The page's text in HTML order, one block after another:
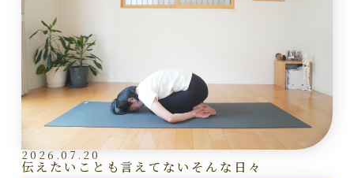
2026.07.20
伝えたいことも言えてないそんな日々